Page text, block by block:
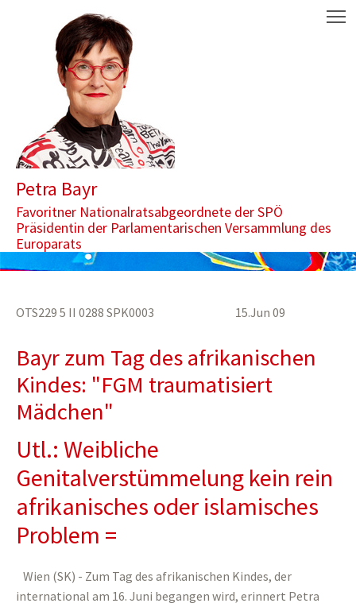
Aktuelle Seite: Tag des afrikanischen Kindes: "FGM traumatisiert
Petra Bayr
Favoritner Nationalratsabgeordnete der SPÖ
Präsidentin der Parlamentarischen Versammlung des
Europarats
OTS229 5 II 0288 SPK0003 15.Jun 09
Bayr zum Tag des afrikanischen
Kindes: "FGM traumatisiert
Mädchen"
Utl.: Weibliche
Genitalverstümmelung kein rein
afrikanisches oder islamisches
Problem =
Wien (SK) - Zum Tag des afrikanischen Kindes, der
international am 16. Juni begangen wird, erinnert Petra